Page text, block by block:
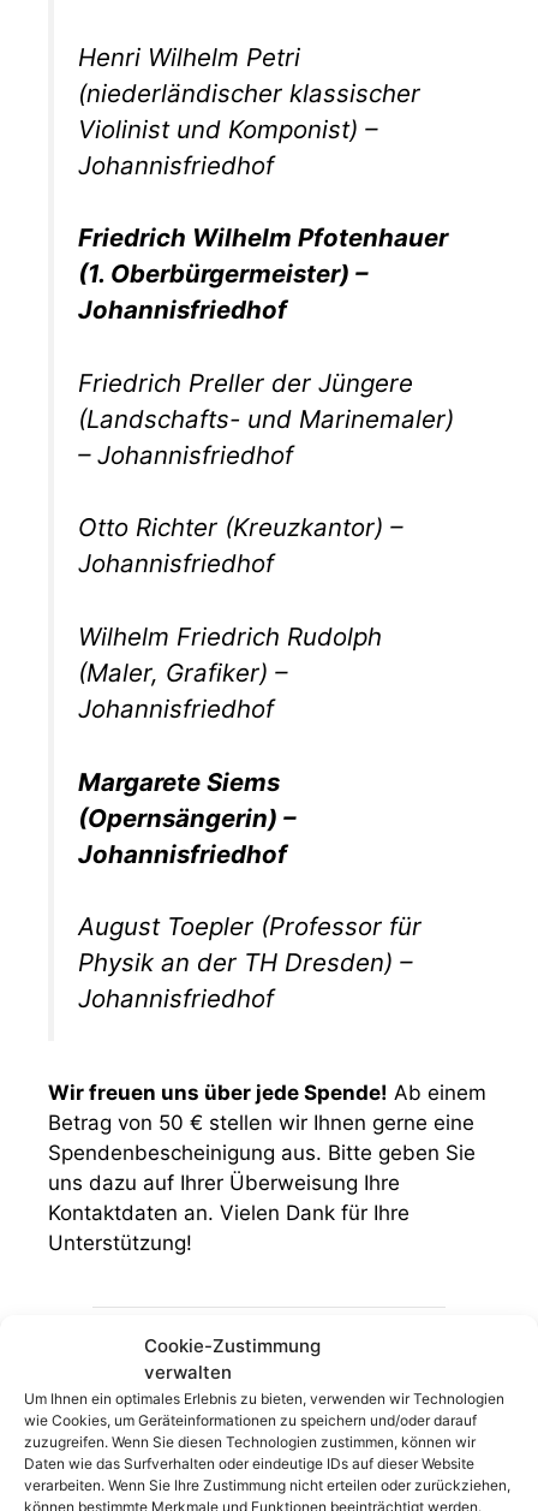
Cookie-Zustimmung
verwalten
Um Ihnen ein optimales Erlebnis zu bieten, verwenden wir Technologien
wie Cookies, um Geräteinformationen zu speichern und/oder darauf
zuzugreifen. Wenn Sie diesen Technologien zustimmen, können wir
Daten wie das Surfverhalten oder eindeutige IDs auf dieser Website
verarbeiten. Wenn Sie Ihre Zustimmung nicht erteilen oder zurückziehen,
können bestimmte Merkmale und Funktionen beeinträchtigt werden.
Henri Wilhelm Petri
(niederländischer klassischer
Violinist und Komponist) –
Johannisfriedhof
Friedrich Wilhelm Pfotenhauer
(1. Oberbürgermeister) –
Johannisfriedhof
Friedrich Preller der Jüngere
(Landschafts- und Marinemaler)
– Johannisfriedhof
Otto Richter (Kreuzkantor) –
Johannisfriedhof
Wilhelm Friedrich Rudolph
(Maler, Grafiker) –
Johannisfriedhof
Margarete Siems
(Opernsängerin) –
Johannisfriedhof
August Toepler (Professor für
Physik an der TH Dresden) –
Johannisfriedhof
Wir freuen uns über jede Spende! Ab einem
Betrag von 50 € stellen wir Ihnen gerne eine
Spendenbescheinigung aus. Bitte geben Sie
uns dazu auf Ihrer Überweisung Ihre
Kontaktdaten an. Vielen Dank für Ihre
Unterstützung!
Kontoinhaberin:Verwaltung des
Elias-, Trinitatis- und Johannisfriedhof
IBAN:DE 5035 0601
9016 0240 0014